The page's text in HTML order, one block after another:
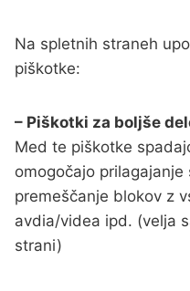
Na spletnih straneh
piškotke:
– Piškotki za boljše
Med te piškotke
omogočajo
premeščanje blokov z
avdia/videa ipd. (velja
strani)